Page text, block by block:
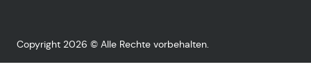
Copyright 2026 © Alle Rechte vorbehalten.